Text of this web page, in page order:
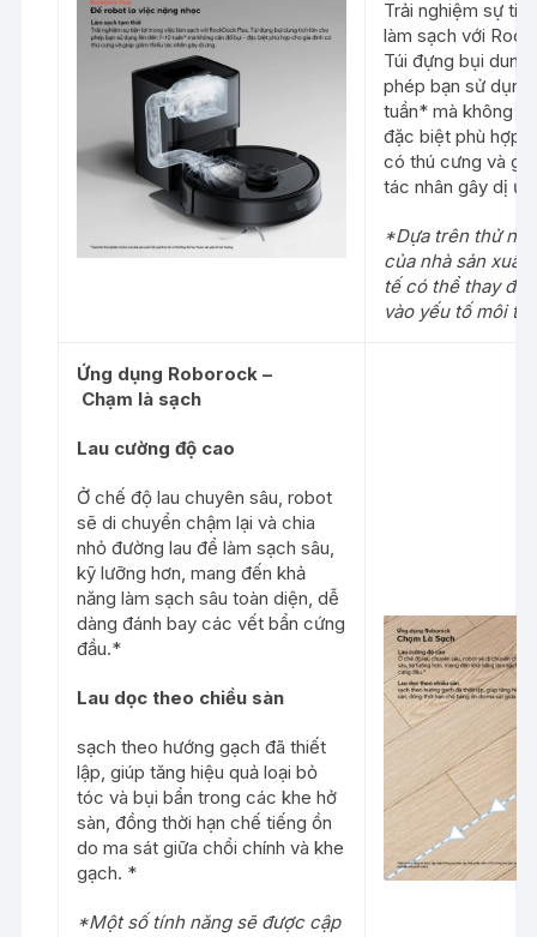
Trải nghiệm sự
làm sạch với
Túi đựng bụi
phép bạn sử dụng
tuần* mà không
đặc biệt phù hợp
có thú cưng và
tác nhân gây dị
*Dựa trên thử
của nhà sản
tế có thể thay
vào yếu tố môi
Ứng dụng Roborock –
Chạm là sạch
Lau cường độ cao
Ở chế độ lau chuyên sâu, robot
sẽ di chuyển chậm lại và chia
nhỏ đường lau để làm sạch sâu,
kỹ lưỡng hơn, mang đến khả
năng làm sạch sâu toàn diện, dễ
dàng đánh bay các vết bẩn cứng
đầu.*
Lau dọc theo chiều sàn
sạch theo hướng gạch đã thiết
lập, giúp tăng hiệu quả loại bỏ
tóc và bụi bẩn trong các khe hở
sàn, đồng thời hạn chế tiếng ồn
do ma sát giữa chổi chính và khe
gạch. *
*Một số tính năng sẽ được cập